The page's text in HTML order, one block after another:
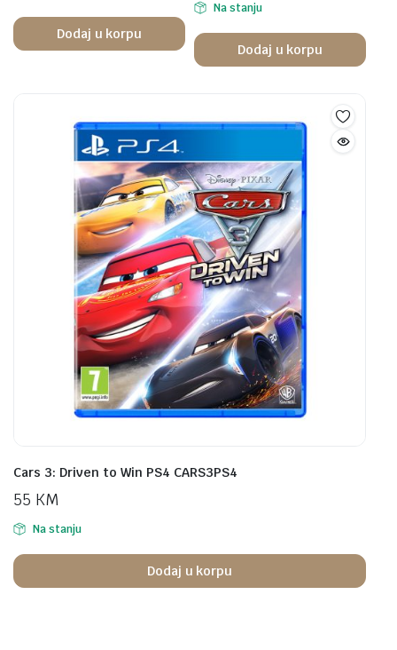
Dodaj u korpu
Na stanju
Dodaj u korpu
Cars 3: Driven to Win PS4 CARS3PS4
55 KM
Na stanju
Dodaj u korpu